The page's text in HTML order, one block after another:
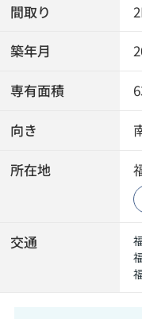
間取り
築年月
専有面積
向き
所在地
交通